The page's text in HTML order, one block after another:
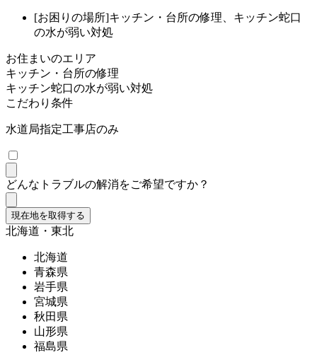
[お困りの場所]キッチン・台所の修理、キッチン蛇口
の水が弱い対処
お住まいのエリア
キッチン・台所の修理
キッチン蛇口の水が弱い対処
こだわり条件
水道局指定工事店のみ
どんなトラブルの解消をご希望ですか？
現在地を取得する
北海道・東北
北海道
青森県
岩手県
宮城県
秋田県
山形県
福島県